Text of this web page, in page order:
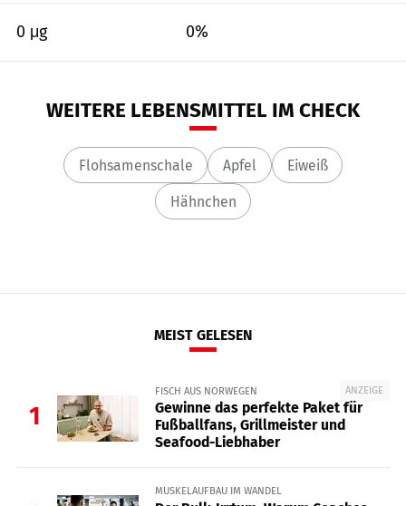
0 μg 0%
WEITERE LEBENSMITTEL IM CHECK
Flohsamenschale Apfel Eiweiß
Hähnchen
MEIST GELESEN
1
ANZEIGE
FISCH AUS NORWEGEN
Gewinne das perfekte Paket für
Fußballfans, Grillmeister und
Seafood-Liebhaber
MUSKELAUFBAU IM WANDEL